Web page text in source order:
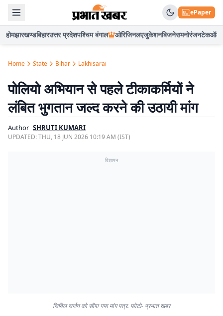
ePaper
होमझारखण्डबिहारउत्तर प्रदेशपश्चिम बंगाल ओरिजिनलएजुकेशनबिजनेसमनोरंजनटेकऑटो
Home State Bihar Lakhisarai
पोलियो अभियान से पहले टीकाकर्मियों ने
लंबित भुगतान जल्द करने की उठायी मांग
Author SHRUTI KUMARI
UPDATED:THU, 18 JUN 2026 10:19 AM (IST)
विज्ञापन
सिविल सर्जन को सौंपा गया मांग पत्र. फोटो- प्रभात खबर